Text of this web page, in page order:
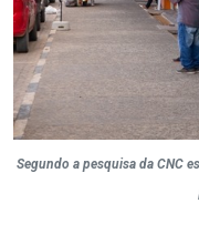
Segundo a pesquisa da CNC